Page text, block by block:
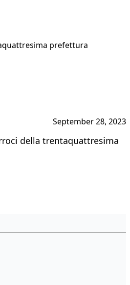
prefettura
September 28, 2023
della trentaquattresima